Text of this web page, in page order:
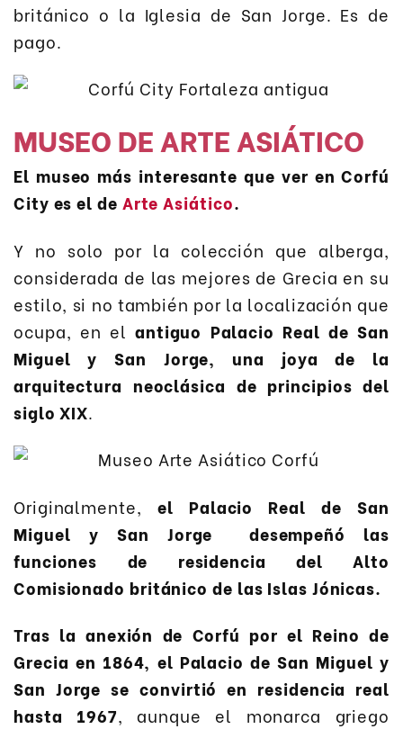
británico o la Iglesia de San Jorge. Es de
pago.
MUSEO DE ARTE ASIÁTICO
El museo más interesante que ver en Corfú
City es el de Arte Asiático.
Y no solo por la colección que alberga,
considerada de las mejores de Grecia en su
estilo, si no también por la localización que
ocupa, en el antiguo Palacio Real de San
Miguel y San Jorge, una joya de la
arquitectura neoclásica de principios del
siglo XIX.
Originalmente, el Palacio Real de San
Miguel y San Jorge desempeñó las
funciones de residencia del Alto
Comisionado británico de las Islas Jónicas.
Tras la anexión de Corfú por el Reino de
Grecia en 1864, el Palacio de San Miguel y
San Jorge se convirtió en residencia real
hasta 1967, aunque el monarca griego